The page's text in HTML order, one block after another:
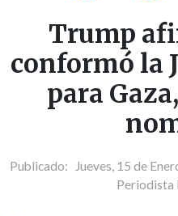
Trump
conformó la
para
Publicado: Jueves, 15 de
Periodista